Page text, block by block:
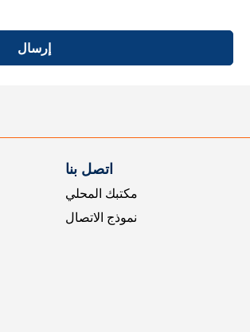
إرسال
اتصل بنا
مكتبك المحلي
نموذج الاتصال